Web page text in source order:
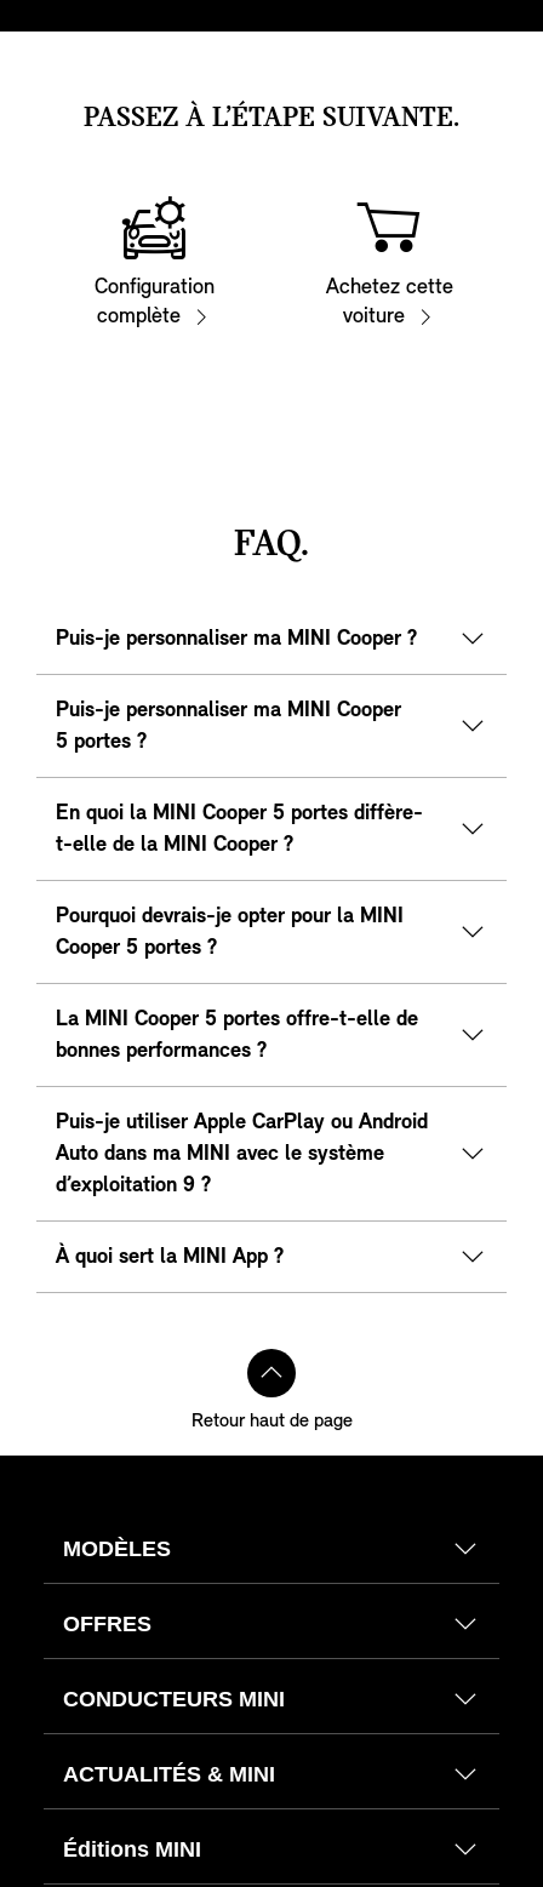
PASSEZ À L’ÉTAPE SUIVANTE.
Configuration
complète
Achetez cette
voiture
FAQ.
Puis-je personnaliser ma MINI Cooper ?
Puis-je personnaliser ma MINI Cooper
5 portes ?
En quoi la MINI Cooper 5 portes diffère-
t-elle de la MINI Cooper ?
Pourquoi devrais-je opter pour la MINI
Cooper 5 portes ?
La MINI Cooper 5 portes offre-t-elle de
bonnes performances ?
Puis-je utiliser Apple CarPlay ou Android
Auto dans ma MINI avec le système
d’exploitation 9 ?
À quoi sert la MINI App ?
Retour haut de page
MODÈLES
OFFRES
CONDUCTEURS MINI
ACTUALITÉS & MINI
Éditions MINI